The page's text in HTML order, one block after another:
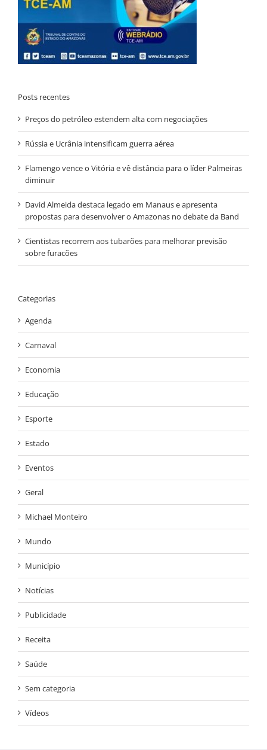
Posts recentes
Preços do petróleo estendem alta com negociações
Rússia e Ucrânia intensificam guerra aérea
Flamengo vence o Vitória e vê distância para o líder Palmeiras
diminuir
David Almeida destaca legado em Manaus e apresenta
propostas para desenvolver o Amazonas no debate da Band
Cientistas recorrem aos tubarões para melhorar previsão
sobre furacões
Categorias
Agenda
Carnaval
Economia
Educação
Esporte
Estado
Eventos
Geral
Michael Monteiro
Mundo
Município
Notícias
Publicidade
Receita
Saúde
Sem categoria
Vídeos